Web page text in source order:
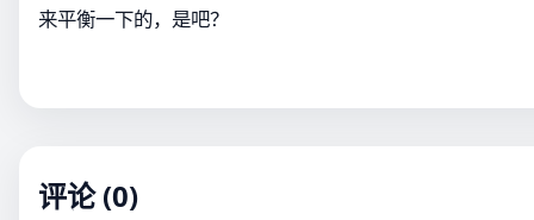
来平衡一下的，是吧？
评论 (0)